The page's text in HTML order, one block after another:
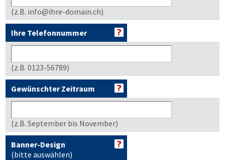
(z.B. info@ihre-domain.ch)
Ihre Telefonnummer
(z.B. 0123-56789)
Gewünschter Zeitraum
(z.B. September bis November)
Banner-Design
(bitte auswählen)